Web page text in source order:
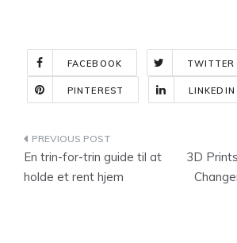
FACEBOOK TWITTER
PINTEREST LINKEDIN
Indlægsnavigation
En trin-for-trin guide til at
holde et rent hjem
3D